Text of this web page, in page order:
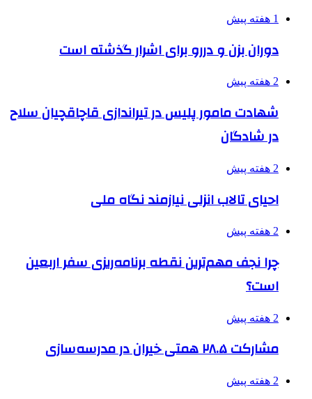
1 هفته پیش
دوران بزن و دررو برای اشرار گذشته است
2 هفته پیش
شهادت مامور پلیس در تیراندازی قاچاقچیان سلاح
در شادگان
2 هفته پیش
احیای تالاب انزلی نیازمند نگاه ملی
2 هفته پیش
چرا نجف مهم‌ترین نقطه برنامه‌ریزی سفر اربعین
است؟
2 هفته پیش
مشارکت ۲۸.۵ همتی خیران در مدرسه‌سازی
2 هفته پیش